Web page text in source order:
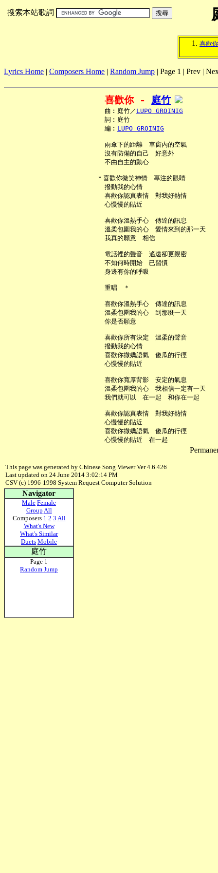
搜索本站歌詞
喜歡你
Lyrics Home | Composers Home | Random Jump | Page 1 | Prev |
喜歡你 - 庭竹
     曲︰庭竹／
LUPO GROINIG
     詞︰庭竹
     編︰
LUPO GROINIG
     雨傘下的距離　車窗內的空氣
     沒有防備的自己　好意外
     不由自主的動心
   ＊喜歡你微笑神情　專注的眼睛
     撥動我的心情
     喜歡你認真表情　對我好熱情
     心慢慢的貼近
     喜歡你溫熱手心　傳達的訊息
     溫柔包圍我的心　愛情來到的那一天
     我真的願意　相信
     電話裡的聲音　遙遠卻更親密
     不知何時開始　已習慣
     身邊有你的呼吸
     重唱　＊
     喜歡你溫熱手心　傳達的訊息
     溫柔包圍我的心　到那麼一天
     你是否願意
     喜歡你所有決定　溫柔的聲音
     撥動我的心情
     喜歡你撒嬌語氣　傻瓜的行徑
     心慢慢的貼近
     喜歡你寬厚背影　安定的氣息
     溫柔包圍我的心　我相信一定有一天
     我們就可以　在一起　和你在一起
     喜歡你認真表情　對我好熱情
     心慢慢的貼近
     喜歡你撒嬌語氣　傻瓜的行徑
This page was generated by Chinese Song Viewer Ver 4.6.426
Last updated on 24 June 2014 3:02:14 PM
CSV (c) 1996-1998 System Request Computer Solution
Navigator
Male Female
Group All
Composers 1 2 3 All
What's New
What's Similar
Duets Mobile
庭竹
Page 1
Random Jump